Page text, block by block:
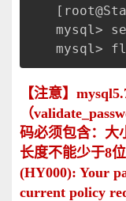
mysql>
mysql>
【注意】
（
码必须包含：大
长度不能少于8
(HY000): Your
current policy